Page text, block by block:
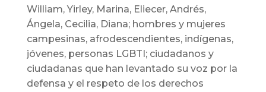
William, Yirley, Marina, Eliecer, Andrés,
Ángela, Cecilia, Diana; hombres y mujeres
campesinas, afrodescendientes, indígenas,
jóvenes, personas LGBTI; ciudadanos y
ciudadanas que han levantado su voz por la
defensa y el respeto de los derechos